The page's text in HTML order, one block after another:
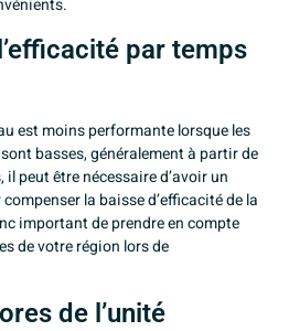
par temps
est moins performante lorsque les
basses, généralement à partir de
peut être nécessaire d’avoir un
la baisse d’efficacité de la
important de prendre en compte
de votre région lors de
de l’unité